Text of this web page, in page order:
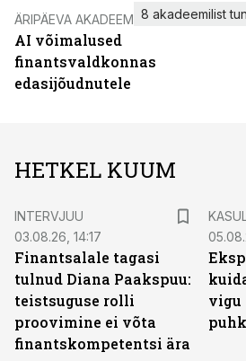
ÄRIPÄEVA AKADEEMIA
AI võimalused
finantsvaldkonnas
edasijõudnutele
8 akadeemilist
HETKEL KUUM
INTERVJUU
03.08.26, 14:17
Finantsalale tagasi
tulnud Diana Paakspuu:
teistsuguse rolli
proovimine ei võta
finantskompetentsi ära
vigu